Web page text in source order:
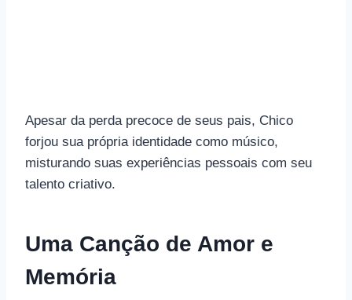
Apesar da perda precoce de seus pais, Chico
forjou sua própria identidade como músico,
misturando suas experiências pessoais com seu
talento criativo.
Uma Canção de Amor e
Memória